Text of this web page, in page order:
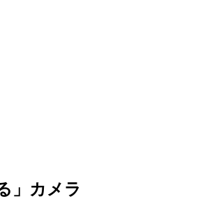
」カメラ